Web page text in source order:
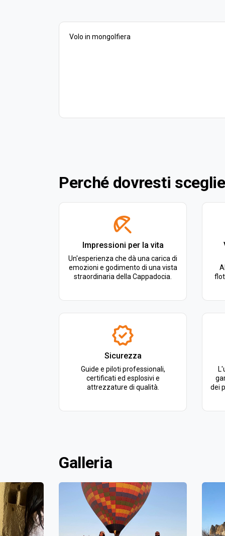
Volo in mongolfiera
Perché dovresti
Impressioni per la vita
Un'esperienza che dà una carica di
emozioni e godimento di una vista
straordinaria della Cappadocia.
Sicurezza
Guide e piloti professionali,
certificati ed esplosivi e
attrezzature di qualità.
dei
Galleria